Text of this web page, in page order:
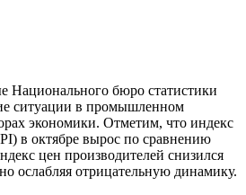
Национального бюро статистики
ситуации в промышленном
экономики. Отметим, что индекс
в октябре вырос по сравнению
цен производителей снизился
ослабляя отрицательную динамику.